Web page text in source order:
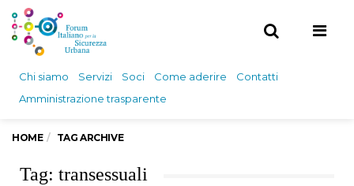
Chi siamo Servizi Soci Come aderire
Contatti
Amministrazione trasparente
HOME TAG ARCHIVE
Tag: transessuali